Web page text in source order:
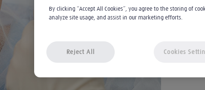
Catherine
Le 26.04.2024
By clicking “Accept All Cookies”, you agree to the storing of
analyze site usage, and assist in our marketing efforts.
Reject All Cookies